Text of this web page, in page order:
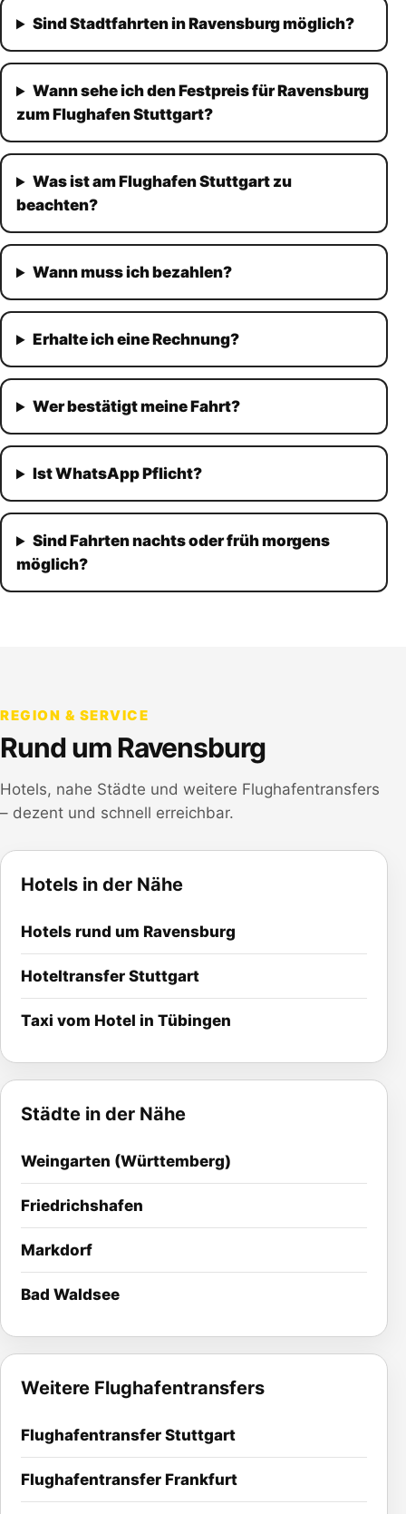
Sind Stadtfahrten in Ravensburg möglich?
Wann sehe ich den Festpreis für Ravensburg
zum Flughafen Stuttgart?
Was ist am Flughafen Stuttgart zu
beachten?
Wann muss ich bezahlen?
Erhalte ich eine Rechnung?
Wer bestätigt meine Fahrt?
Ist WhatsApp Pflicht?
Sind Fahrten nachts oder früh morgens
möglich?
REGION & SERVICE
Rund umRavensburg
Hotels, nahe Städte und weitere Flughafentransfers
– dezent und schnell erreichbar.
Hotels in der Nähe
Hotels rund um Ravensburg
Hoteltransfer Stuttgart
Taxi vom Hotel in Tübingen
Städte in der Nähe
Weingarten (Württemberg)
Friedrichshafen
Markdorf
Bad Waldsee
Weitere Flughafentransfers
Flughafentransfer Stuttgart
Flughafentransfer Frankfurt